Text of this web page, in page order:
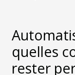
quelles
rester